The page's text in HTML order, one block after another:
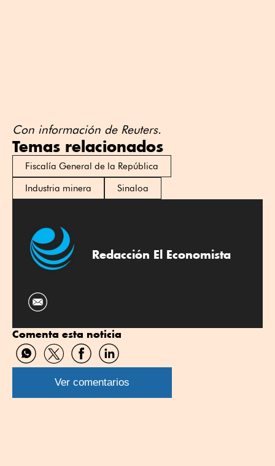
Con información de Reuters.
Temas relacionados
Fiscalía General de la República
Industria minera
Sinaloa
Redacción El Economista
Comenta esta noticia
Compartir
por
WhatsApp
Compartir
por
Twitter
Compartir
por
Facebook
Compartir
por
Linkedin
Ver comentarios